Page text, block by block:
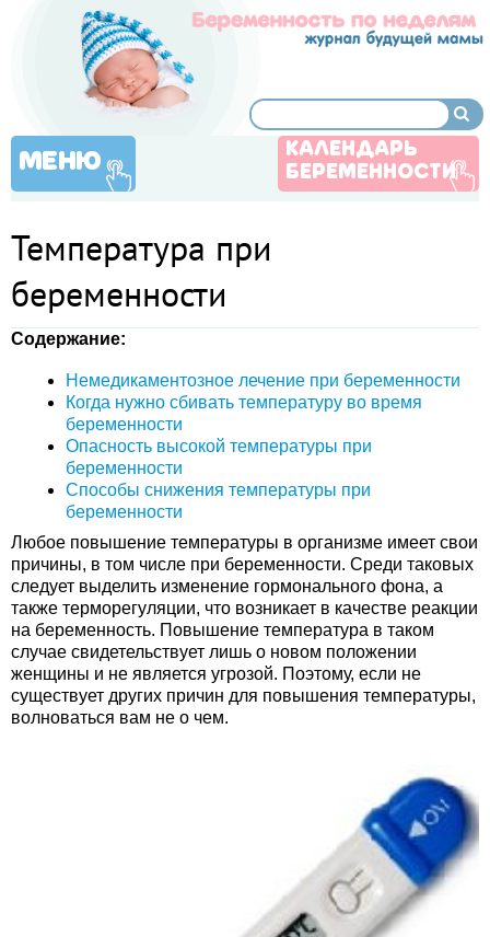
МЕНЮ
КАЛЕНДАРЬ
БЕРЕМЕННОСТИ
Температура при
беременности
Содержание:
Немедикаментозное лечение при беременности
Когда нужно сбивать температуру во время
беременности
Опасность высокой температуры при
беременности
Способы снижения температуры при
беременности
Любое повышение температуры в организме имеет свои
причины, в том числе при беременности. Среди таковых
следует выделить изменение гормонального фона, а
также терморегуляции, что возникает в качестве реакции
на беременность. Повышение температура в таком
случае свидетельствует лишь о новом положении
женщины и не является угрозой. Поэтому, если не
существует других причин для повышения температуры,
волноваться вам не о чем.